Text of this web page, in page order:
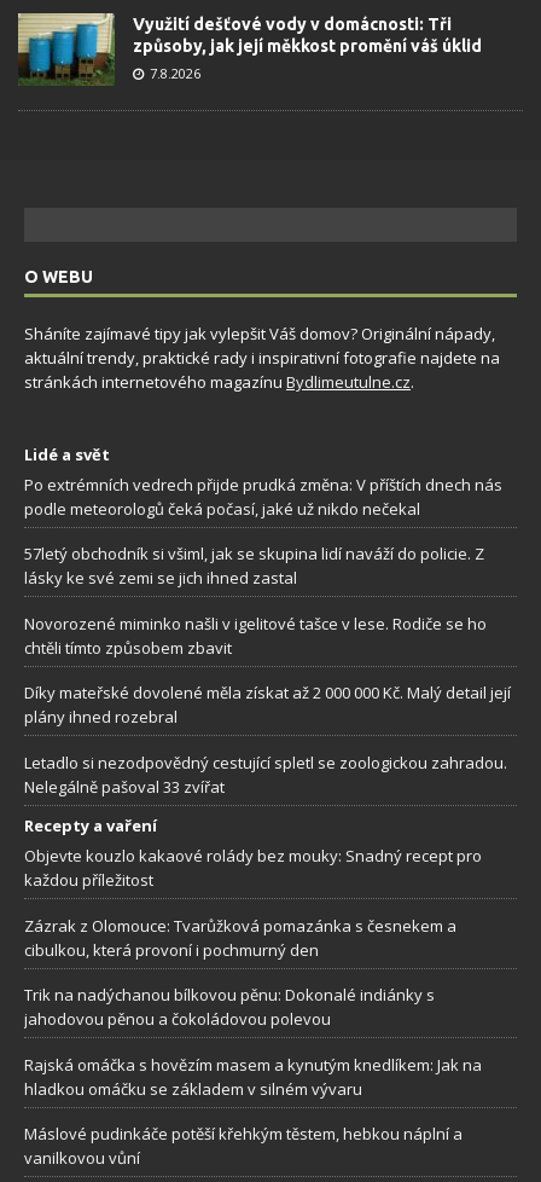
Využití dešťové vody v domácnosti: Tři
způsoby, jak její měkkost promění váš úklid
7.8.2026
O WEBU
Sháníte zajímavé tipy jak vylepšit Váš domov? Originální nápady,
aktuální trendy, praktické rady i inspirativní fotografie najdete na
stránkách internetového magazínu Bydlimeutulne.cz.
Lidé a svět
Po extrémních vedrech přijde prudká změna: V příštích dnech nás
podle meteorologů čeká počasí, jaké už nikdo nečekal
57letý obchodník si všiml, jak se skupina lidí naváží do policie. Z
lásky ke své zemi se jich ihned zastal
Novorozené miminko našli v igelitové tašce v lese. Rodiče se ho
chtěli tímto způsobem zbavit
Díky mateřské dovolené měla získat až 2 000 000 Kč. Malý detail její
plány ihned rozebral
Letadlo si nezodpovědný cestující spletl se zoologickou zahradou.
Nelegálně pašoval 33 zvířat
Recepty a vaření
Objevte kouzlo kakaové rolády bez mouky: Snadný recept pro
každou příležitost
Zázrak z Olomouce: Tvarůžková pomazánka s česnekem a
cibulkou, která provoní i pochmurný den
Trik na nadýchanou bílkovou pěnu: Dokonalé indiánky s
jahodovou pěnou a čokoládovou polevou
Rajská omáčka s hovězím masem a kynutým knedlíkem: Jak na
hladkou omáčku se základem v silném vývaru
Máslové pudinkáče potěší křehkým těstem, hebkou náplní a
vanilkovou vůní